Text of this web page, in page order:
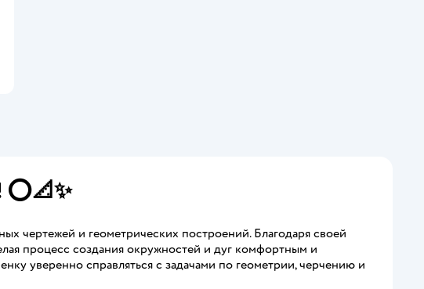
⭕📐✨
чертежей и геометрических построений. Благодаря своей
процесс создания окружностей и дуг комфортным и
уверенно справляться с задачами по геометрии, черчению и